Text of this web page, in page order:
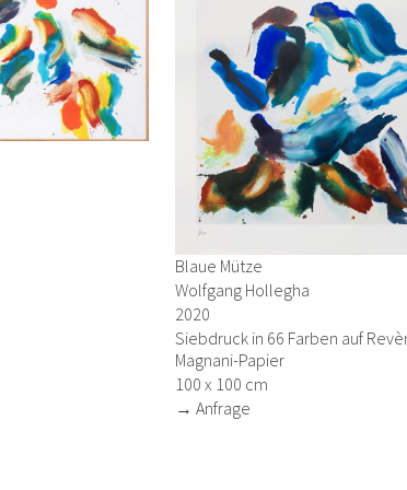
Blaue Mütze
Wolfgang Hollegha
2020
Siebdruck in 66 Farben auf
Magnani-Papier
100 x 100 cm
→ Anfrage